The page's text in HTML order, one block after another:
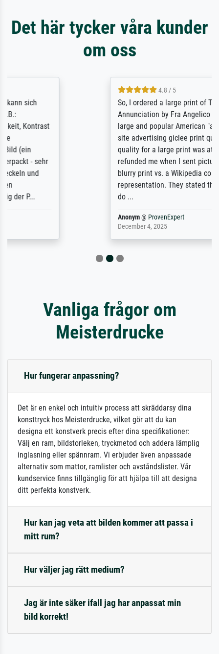
Det här tycker våra kunder
om oss
So, I ordered a large print of The
Annunciation by Fra Angelico from a very
large and popular American "art/poster"
site advertising giclee print quality. The
quality for a large print was atrocious. They
refunded me when I sent pictures of the
blurry print vs. a Wikipedia commons
representation. They stated they couldn't
Vanliga frågor om
Meisterdrucke
Hur fungerar anpassning?
Det är en enkel och intuitiv process att skräddarsy dina
konsttryck hos Meisterdrucke, vilket gör att du kan
designa ett konstverk precis efter dina specifikationer:
Välj en ram, bildstorleken, tryckmetod och addera lämplig
inglasning eller spännram. Vi erbjuder även anpassade
alternativ som mattor, ramlister och avståndslister. Vår
kundservice finns tillgänglig för att hjälpa till att designa
ditt perfekta konstverk.
Hur kan jag veta att bilden kommer att passa i
mitt rum?
Hur väljer jag rätt medium?
Jag är inte säker ifall jag har anpassat min
bild korrekt!